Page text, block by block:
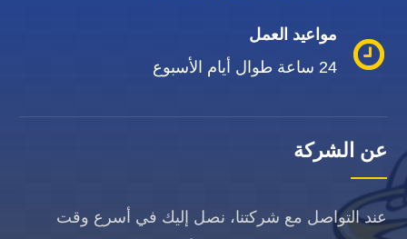
مواعيد العمل
24 ساعة طوال أيام الأسبوع
عن الشركة
عند التواصل مع شركتنا، نصل إليك في أسرع وقت